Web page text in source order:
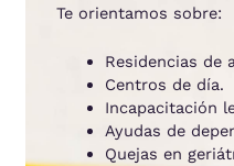
Te orientamos sobre:
Residencias de
Centros de día.
Incapacitación
Ayudas de
Quejas en